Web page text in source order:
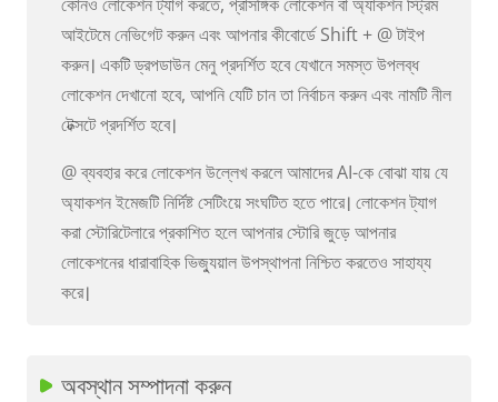
আইটেমে নেভিগেট করুন এবং আপনার কীবোর্ডে Shift + @ টাইপ
করুন। একটি ড্রপডাউন মেনু প্রদর্শিত হবে যেখানে সমস্ত উপলব্ধ
লোকেশন দেখানো হবে, আপনি যেটি চান তা নির্বাচন করুন এবং নামটি নীল
টেক্সটে প্রদর্শিত হবে।
@ ব্যবহার করে লোকেশন উল্লেখ করলে আমাদের AI-কে বোঝা যায় যে
অ্যাকশন ইমেজটি নির্দিষ্ট সেটিংয়ে সংঘটিত হতে পারে। লোকেশন ট্যাগ
করা স্টোরিটেলারে প্রকাশিত হলে আপনার স্টোরি জুড়ে আপনার
লোকেশনের ধারাবাহিক ভিজ্যুয়াল উপস্থাপনা নিশ্চিত করতেও সাহায্য
করে।
অবস্থান সম্পাদনা করুন